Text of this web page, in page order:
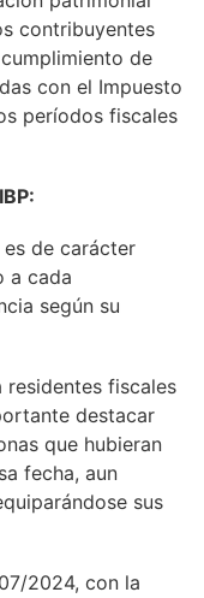
contribuyentes
de
con el Impuesto
períodos fiscales
es de carácter
a cada
según su
residentes fiscales
destacar
que hubieran
fecha, aun
sus
2024, con la